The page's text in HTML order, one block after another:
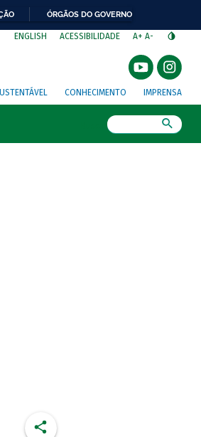
ÓRGÃOS DO GOVERNO
ENGLISH ACESSIBILIDADE A+ A-
CONHECIMENTO IMPRENSA